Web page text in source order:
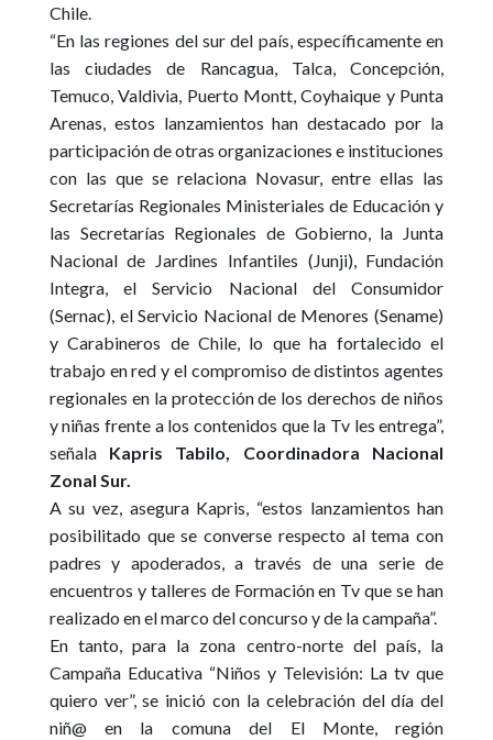
Chile.
“En las regiones del sur del país, específicamente en
las ciudades de Rancagua, Talca, Concepción,
Temuco, Valdivia, Puerto Montt, Coyhaique y Punta
Arenas, estos lanzamientos han destacado por la
participación de otras organizaciones e instituciones
con las que se relaciona Novasur, entre ellas las
Secretarías Regionales Ministeriales de Educación y
las Secretarías Regionales de Gobierno, la Junta
Nacional de Jardines Infantiles (Junji), Fundación
Integra, el Servicio Nacional del Consumidor
(Sernac), el Servicio Nacional de Menores (Sename)
y Carabineros de Chile, lo que ha fortalecido el
trabajo en red y el compromiso de distintos agentes
regionales en la protección de los derechos de niños
y niñas frente a los contenidos que la Tv les entrega”,
señalaKapris Tabilo, Coordinadora Nacional
Zonal Sur.
A su vez, asegura Kapris, “estos lanzamientos han
posibilitado que se converse respecto al tema con
padres y apoderados, a través de una serie de
encuentros y talleres de Formación en Tv que se han
realizado en el marco del concurso y de la campaña”.
En tanto, para la zona centro-norte del país, la
Campaña Educativa “Niños y Televisión: La tv que
quiero ver”, se inició con la celebración del día del
niñ@ en la comuna del El Monte, región